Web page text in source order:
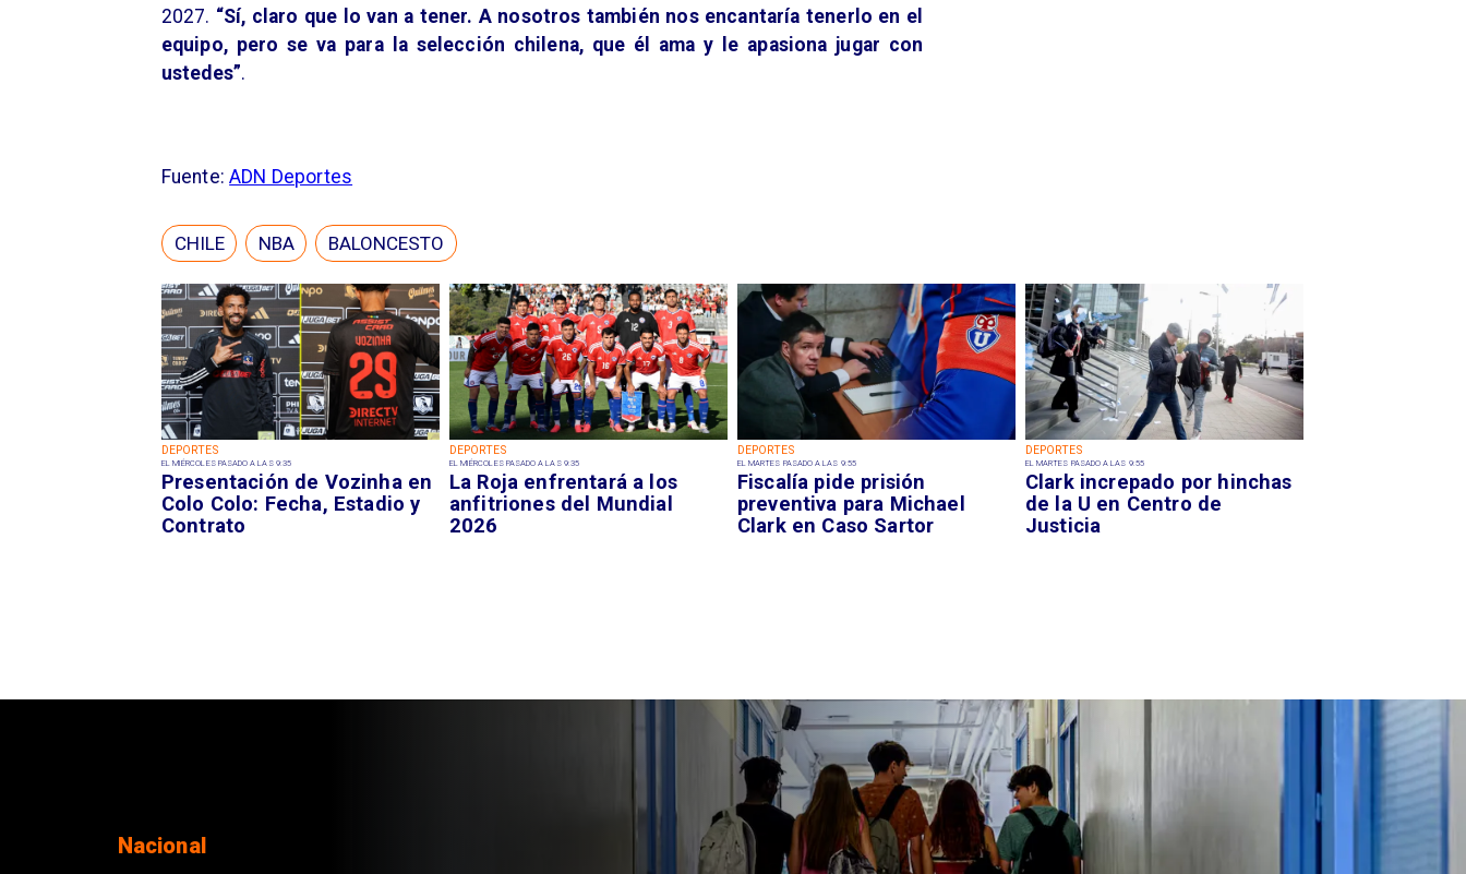
DEPORTES
EL MIÉRCOLES PASADO A LAS 9:35
Presentación de Vozinha en
Colo Colo: Fecha, Estadio y
Contrato
DEPORTES
EL MIÉRCOLES PASADO A LAS 9:35
La Roja enfrentará a los
anfitriones del Mundial
2026
DEPORTES
EL MARTES PASADO A LAS 9:55
Fiscalía pide prisión
preventiva para Michael
Clark en Caso Sartor
DEPORTES
EL MARTES PASADO A LAS 9:55
Clark increpado por hinchas
de la U en Centro de
Justicia
2027. “Sí, claro que lo van a tener. A nosotros también nos encantaría tenerlo en el
equipo, pero se va para la selección chilena, que él ama y le apasiona jugar con
ustedes”.
Fuente:ADN Deportes
CHILE NBA BALONCESTO
Regiones